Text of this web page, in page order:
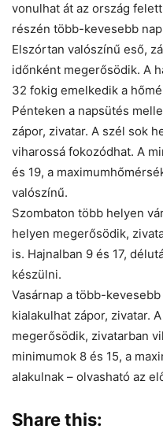
vonulhat át az ország
részén több-kevesebb
Elszórtan valószínű eső,
időnként megerősödik. A
32 fokig emelkedik a
Pénteken a napsütés
zápor, zivatar. A szél sok
viharossá fokozódhat. A
és 19, a
valószínű.
Szombaton több helyen
helyen megerősödik,
is. Hajnalban 9 és 17,
készülni.
Vasárnap a több-
kialakulhat zápor, zivatar.
megerősödik, zivatarban
minimumok 8 és 15, a
alakulnak – olvasható az
Share this: